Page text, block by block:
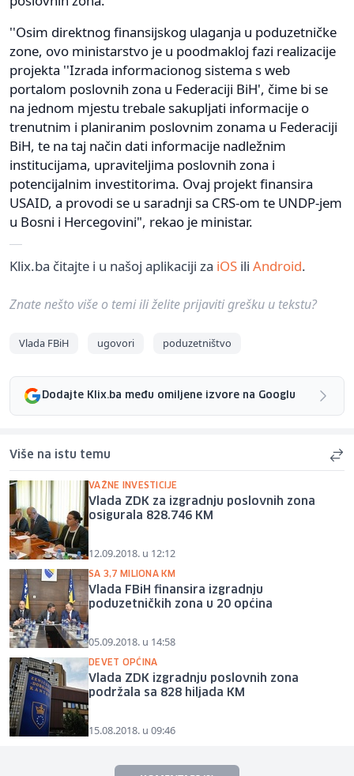
''Osim direktnog finansijskog ulaganja u poduzetničke
zone, ovo ministarstvo je u poodmakloj fazi realizacije
projekta ''Izrada informacionog sistema s web
portalom poslovnih zona u Federaciji BiH', čime bi se
na jednom mjestu trebale sakupljati informacije o
trenutnim i planiranim poslovnim zonama u Federaciji
BiH, te na taj način dati informacije nadležnim
institucijama, upraviteljima poslovnih zona i
potencijalnim investitorima. Ovaj projekt finansira
USAID, a provodi se u saradnji sa CRS-om te UNDP-jem
u Bosni i Hercegovini", rekao je ministar.
Klix.ba čitajte i u našoj aplikaciji za iOS ili Android.
Znate nešto više o temi ili želite prijaviti grešku u tekstu?
Vlada FBiH ugovori poduzetništvo
Dodajte Klix.ba među omiljene izvore na Googlu
Više na istu temu
VAŽNE INVESTICIJE
Vlada ZDK za izgradnju poslovnih zona
osigurala 828.746 KM
12.09.2018. u 12:12
SA 3,7 MILIONA KM
Vlada FBiH finansira izgradnju
poduzetničkih zona u 20 općina
05.09.2018. u 14:58
DEVET OPĆINA
Vlada ZDK izgradnju poslovnih zona
podržala sa 828 hiljada KM
15.08.2018. u 09:46